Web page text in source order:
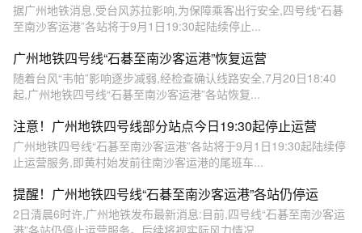
据广州地铁消息,受台风苏拉影响,为保障乘客出行安全,四号线“石碁
至南沙客运港”各站将于9月1日19:30起陆续停止...
广州地铁四号线“石碁至南沙客运港”恢复运营
随着台风“韦帕”影响逐步减弱,经检查确认线路安全,7月20日18:40
起,广州地铁四号线“石碁至南沙客运港”各站恢复...
注意！广州地铁四号线部分站点今日19:30起停止运营
广州地铁四号线“石碁至南沙客运港”各站将于9月1日19:30起陆续停
止运营服务,即黄村始发前往南沙客运港的尾班车...
提醒！广州地铁四号线“石碁至南沙客运港”各站仍停运
2日清晨6时许,广州地铁发布最新消息:目前,四号线“石碁至南沙客运
港”各站仍停止运营服务。后续将视实际风力情况...